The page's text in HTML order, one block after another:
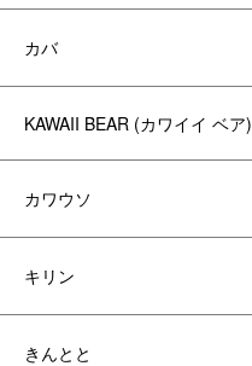
カバ
KAWAII BEAR (カワイイ ベア)
カワウソ
キリン
きんとと